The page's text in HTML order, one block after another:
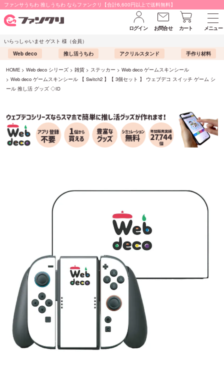
ファンサうちわ 推しうちわ ならファンクリ【合計6,600円以上で送料無料】
ログイン お問合せ カート
メニュー
いらっしゃいませ ゲスト 様（会員）
Web deco
推し活うちわ アクリルスタンド 手作り材料
HOME Web deco シリーズ 雑貨 ステッカー
Web deco ゲームスキンシール
Web deco ゲームスキンシール 【 Switch2 】【 3個セット 】 ウェブデコ スイッチ ゲーム シ
ール 推し活 グッズ ◇ID